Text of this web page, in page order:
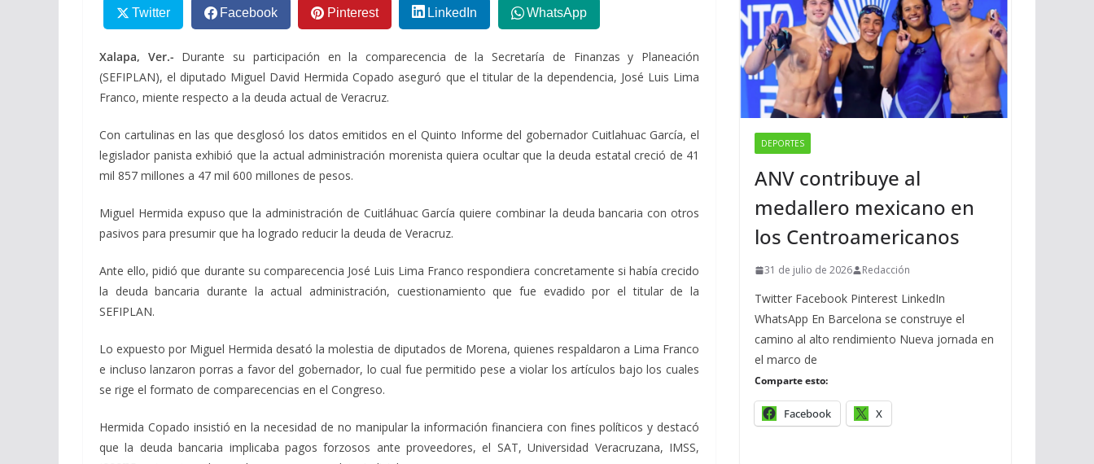
Twitter Facebook Pinterest LinkedIn WhatsApp
Xalapa, Ver.- Durante su participación en la comparecencia de la Secretaría de Finanzas y Planeación
(SEFIPLAN), el diputado Miguel David Hermida Copado aseguró que el titular de la dependencia, José Luis Lima
Franco, miente respecto a la deuda actual de Veracruz.
Con cartulinas en las que desglosó los datos emitidos en el Quinto Informe del gobernador Cuitlahuac García, el
legislador panista exhibió que la actual administración morenista quiera ocultar que la deuda estatal creció de 41
mil 857 millones a 47 mil 600 millones de pesos.
Miguel Hermida expuso que la administración de Cuitláhuac García quiere combinar la deuda bancaria con otros
pasivos para presumir que ha logrado reducir la deuda de Veracruz.
Ante ello, pidió que durante su comparecencia José Luis Lima Franco respondiera concretamente si había crecido
la deuda bancaria durante la actual administración, cuestionamiento que fue evadido por el titular de la
SEFIPLAN.
Lo expuesto por Miguel Hermida desató la molestia de diputados de Morena, quienes respaldaron a Lima Franco
e incluso lanzaron porras a favor del gobernador, lo cual fue permitido pese a violar los artículos bajo los cuales
se rige el formato de comparecencias en el Congreso.
Hermida Copado insistió en la necesidad de no manipular la información financiera con fines políticos y destacó
que la deuda bancaria implicaba pagos forzosos ante proveedores, el SAT, Universidad Veracruzana, IMSS,
DEPORTES
ANV contribuye al
medallero mexicano en
los Centroamericanos
31 de julio de 2026 Redacción
Twitter Facebook Pinterest LinkedIn
WhatsApp En Barcelona se construye el
camino al alto rendimiento Nueva jornada en
el marco de
Comparte esto:
Facebook X